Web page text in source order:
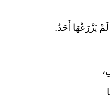
يَزْرَعْهَا أَحَدٌ.